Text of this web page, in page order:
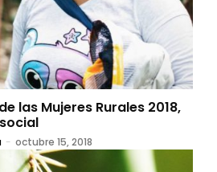
las Mujeres Rurales 2018,
- octubre 15, 2018